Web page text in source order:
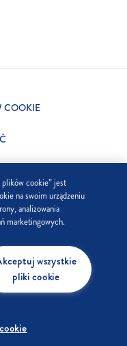
COOKIE
cookie” jest
na swoim urządzeniu
analizowania
marketingowych.
wszystkie
pliki cookie